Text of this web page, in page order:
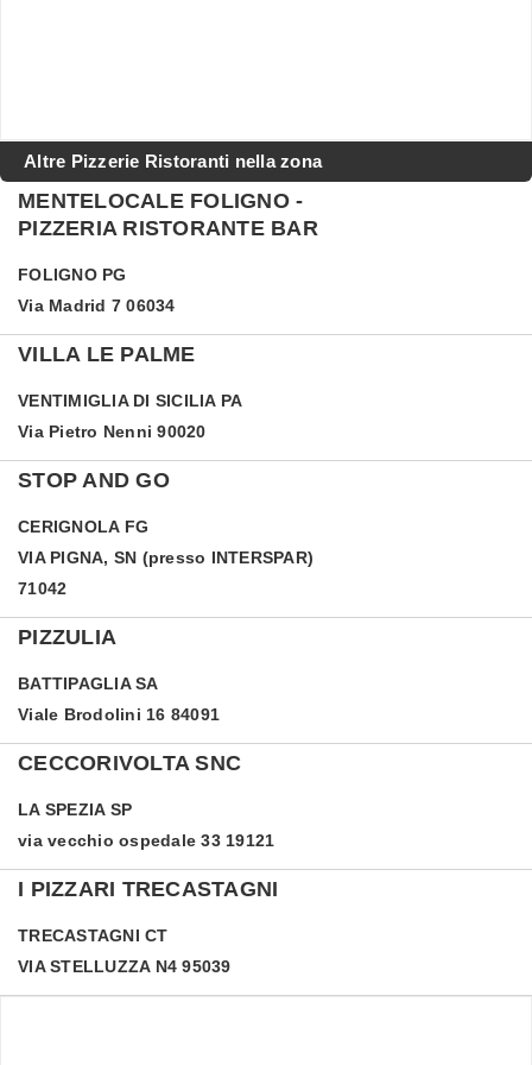
Altre Pizzerie Ristoranti nella zona
MENTELOCALE FOLIGNO -
PIZZERIA RISTORANTE BAR
FOLIGNO PG
Via Madrid 7 06034
VILLA LE PALME
VENTIMIGLIA DI SICILIA PA
Via Pietro Nenni 90020
STOP AND GO
CERIGNOLA FG
VIA PIGNA, SN (presso INTERSPAR)
71042
PIZZULIA
BATTIPAGLIA SA
Viale Brodolini 16 84091
CECCORIVOLTA SNC
LA SPEZIA SP
via vecchio ospedale 33 19121
I PIZZARI TRECASTAGNI
TRECASTAGNI CT
VIA STELLUZZA N4 95039